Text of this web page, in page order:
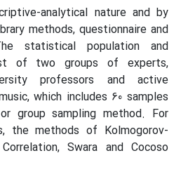
analytical nature and by
methods, questionnaire and
statistical population and
of two groups of experts,
professors and active
which includes 60 samples
group sampling method. For
the methods of Kolmogorov-
Swara and Cocoso